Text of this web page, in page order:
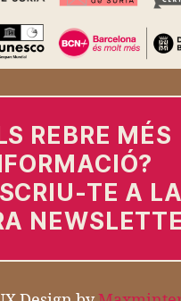
REBRE MÉS
TE A LA